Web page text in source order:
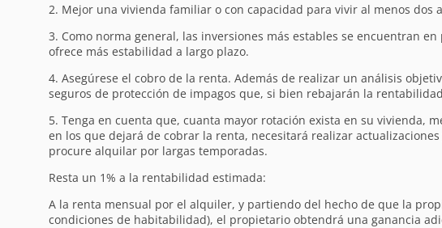
2. Mejor una vivienda familiar o con capacidad para vivir al menos
3. Como norma general, las inversiones más estables se encuentran
ofrece más estabilidad a largo plazo.
4. Asegúrese el cobro de la renta. Además de realizar un análisis
seguros de protección de impagos que, si bien rebajarán la
5. Tenga en cuenta que, cuanta mayor rotación exista en su
en los que dejará de cobrar la renta, necesitará realizar
procure alquilar por largas temporadas.
Resta un 1% a la rentabilidad estimada:
A la renta mensual por el alquiler, y partiendo del hecho de que la
condiciones de habitabilidad), el propietario obtendrá una ganancia